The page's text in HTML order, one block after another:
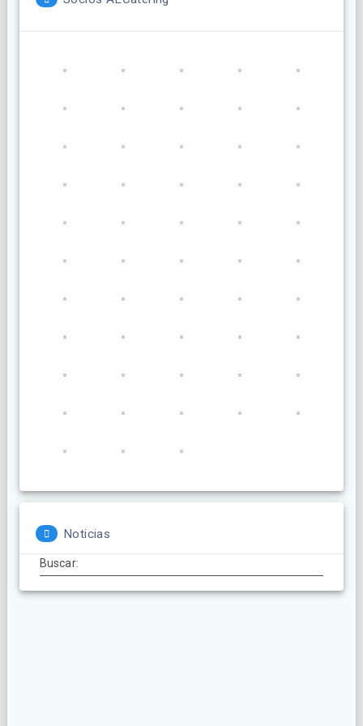
Noticias
Buscar: